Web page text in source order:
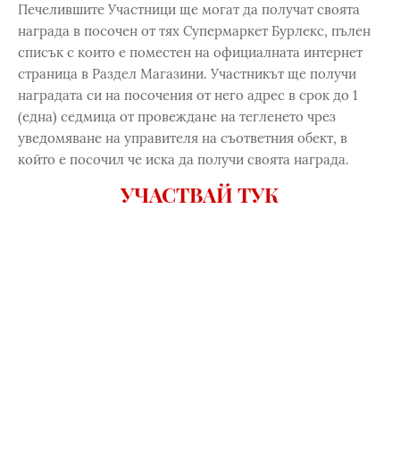
Печелившите Участници ще могат да получат своята
награда в посочен от тях Супермаркет Бурлекс, пълен
списък с които е поместен на официалната интернет
страница в Раздел Магазини. Участникът ще получи
наградата си на посочения от него адрес в срок до 1
(една) седмица от провеждане на тегленето чрез
уведомяване на управителя на съответния обект, в
който е посочил че иска да получи своята награда.
УЧАСТВАЙ ТУК